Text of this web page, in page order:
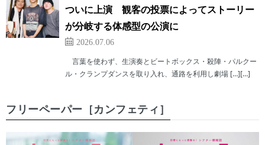
ついに上演 観客の投票によってストーリー
が分岐する体感型の公演に
2026.07.06
言葉を使わず、生演奏とビートボックス・殺陣・パルクー
ル・クランプダンスを取り入れ、通路を利用し劇場 […][…]
フリーペーパー［カンフェティ］